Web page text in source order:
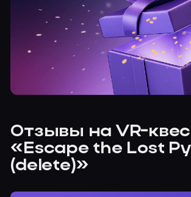
Отзывы на VR-
«Escape the Lost
(delete)»